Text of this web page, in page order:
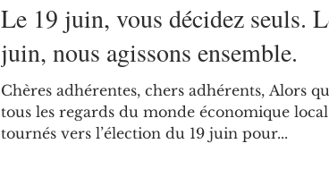
Le 19 juin, vous décidez seuls.
juin, nous agissons ensemble.
Chères adhérentes, chers adhérents, Alors que
tous les regards du monde économique
tournés vers l’élection du 19 juin pour...